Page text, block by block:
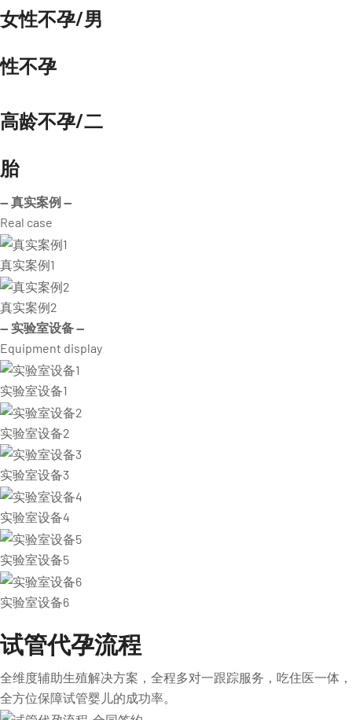
女性不孕/男
性不孕
高龄不孕/二
胎
— 真实案例 —
Real case
真实案例1
真实案例2
— 实验室设备 —
Equipment display
实验室设备1
实验室设备2
实验室设备3
实验室设备4
实验室设备5
实验室设备6
试管代孕流程
全维度辅助生殖解决方案，全程多对一跟踪服务，吃住医一体，
全方位保障试管婴儿的成功率。